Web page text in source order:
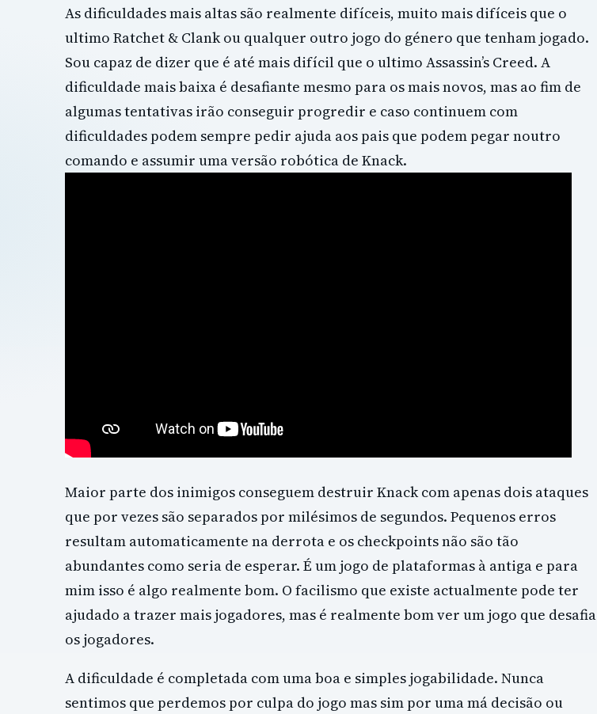
As dificuldades mais altas são realmente difíceis, muito mais difíceis que o
ultimo Ratchet & Clank ou qualquer outro jogo do género que tenham jogado.
Sou capaz de dizer que é até mais difícil que o ultimo Assassin’s Creed. A
dificuldade mais baixa é desafiante mesmo para os mais novos, mas ao fim de
algumas tentativas irão conseguir progredir e caso continuem com
dificuldades podem sempre pedir ajuda aos pais que podem pegar noutro
comando e assumir uma versão robótica de Knack.
Maior parte dos inimigos conseguem destruir Knack com apenas dois ataques
que por vezes são separados por milésimos de segundos. Pequenos erros
resultam automaticamente na derrota e os checkpoints não são tão
abundantes como seria de esperar. É um jogo de plataformas à antiga e para
mim isso é algo realmente bom. O facilismo que existe actualmente pode ter
ajudado a trazer mais jogadores, mas é realmente bom ver um jogo que desafia
os jogadores.
A dificuldade é completada com uma boa e simples jogabilidade. Nunca
sentimos que perdemos por culpa do jogo mas sim por uma má decisão ou